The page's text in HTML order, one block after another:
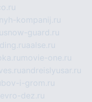
kompanij.ru
snow-guard.ru
aalse.ru
movie-one.ru
andreislyusar.ru
i-grom.ru
evro-dez.ru